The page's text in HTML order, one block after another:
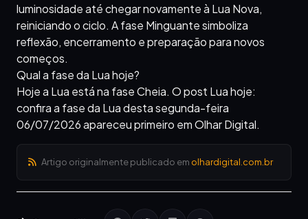
luminosidade até chegar novamente à Lua Nova,
reiniciando o ciclo. A fase Minguante simboliza
reflexão, encerramento e preparação para novos
começos.
Qual a fase da Lua hoje?
Hoje a Lua está na fase Cheia. O post Lua hoje:
confira a fase da Lua desta segunda-feira
06/07/2026 apareceu primeiro em Olhar Digital.
Artigo originalmente publicado em olhardigital.com.br